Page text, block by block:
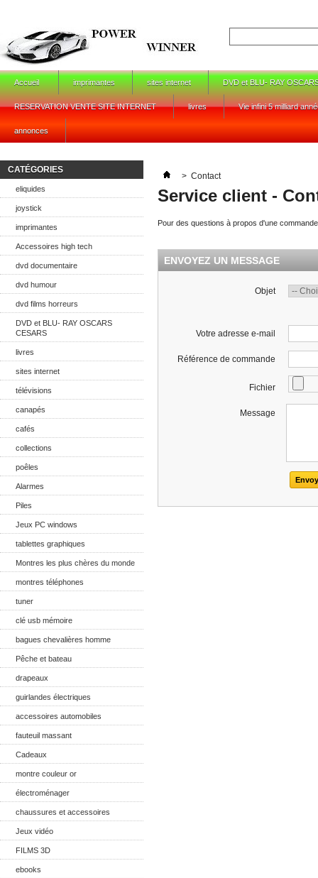
Accueil imprimantes sites internet DVD et BLU- RAY
RESERVATION VENTE SITE INTERNET livres Vie infini 5 milliard
annonces
CATÉGORIES
eliquides
joystick
imprimantes
Accessoires high tech
dvd documentaire
dvd humour
dvd films horreurs
DVD et BLU- RAY OSCARS
CESARS
livres
sites internet
télévisions
canapés
cafés
collections
poêles
Alarmes
Piles
Jeux PC windows
tablettes graphiques
Montres les plus chères du monde
montres téléphones
tuner
clé usb mémoire
bagues chevalières homme
Pêche et bateau
drapeaux
guirlandes électriques
accessoires automobiles
fauteuil massant
Cadeaux
montre couleur or
électroménager
chaussures et accessoires
Jeux vidéo
FILMS 3D
ebooks
> Contact
Service client -
Pour des questions à propos d'une
ENVOYEZ UN MESSAGE
Objet
Votre adresse e-mail
Référence de commande
Fichier
Message